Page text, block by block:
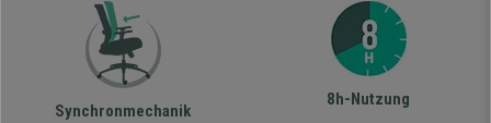
Synchronmechanik
8h-Nutzung